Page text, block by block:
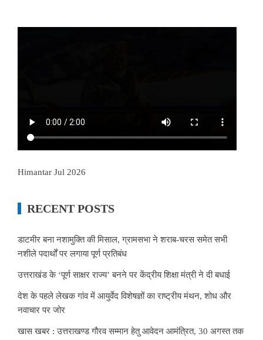
Himantar Jul 2026
RECENT POSTS
डाटमीर बना नशामुक्ति की मिसाल, ग्रामसभा ने शराब-चरस समेत सभी
नशीले पदार्थों पर लगाया पूर्ण प्रतिबंध
उत्तराखंड के ‘पूर्ण साक्षर राज्य’ बनने पर केंद्रीय शिक्षा मंत्री ने दी बधाई
देश के पहले लेखक गांव में आयुर्वेद विशेषज्ञों का राष्ट्रीय मंथन, शोध और
नवाचार पर जोर
खास खबर : उत्तराखण्ड गौरव सम्मान हेतु आवेदन आमंत्रित, 30 अगस्त तक